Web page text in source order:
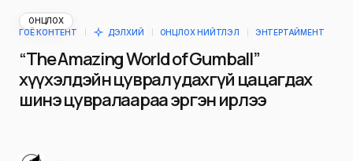
ОНЦЛОХ
ГОЁ КОНТЕНТ
ДЭЛХИЙ ОНЦЛОХ НИЙТЛЭЛ ЭНТЕРТАЙМЕНТ
“The Amazing World of Gumball”
хүүхэлдэйн цуврал удахгүй цацагдах
шинэ цувралаараа эргэн ирлээ